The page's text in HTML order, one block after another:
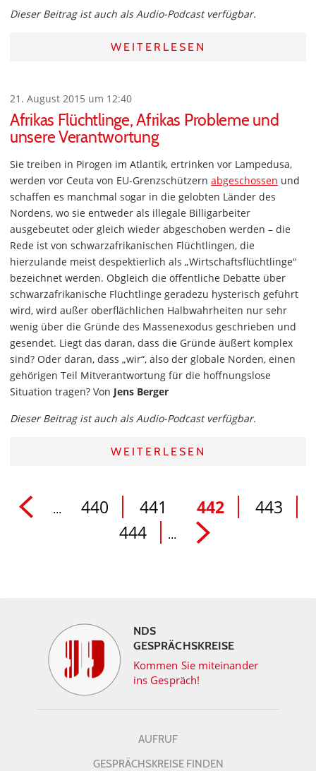
Dieser Beitrag ist auch als Audio-Podcast verfügbar.
WEITERLESEN
21. August 2015 um 12:40
Afrikas Flüchtlinge, Afrikas Probleme und
unsere Verantwortung
Sie treiben in Pirogen im Atlantik, ertrinken vor Lampedusa,
werden vor Ceuta von EU-Grenzschützern abgeschossen und
schaffen es manchmal sogar in die gelobten Länder des
Nordens, wo sie entweder als illegale Billigarbeiter
ausgebeutet oder gleich wieder abgeschoben werden – die
Rede ist von schwarzafrikanischen Flüchtlingen, die
hierzulande meist despektierlich als „Wirtschaftsflüchtlinge“
bezeichnet werden. Obgleich die öffentliche Debatte über
schwarzafrikanische Flüchtlinge geradezu hysterisch geführt
wird, wird außer oberflächlichen Halbwahrheiten nur sehr
wenig über die Gründe des Massenexodus geschrieben und
gesendet. Liegt das daran, dass die Gründe äußert komplex
sind? Oder daran, dass „wir“, also der globale Norden, einen
gehörigen Teil Mitverantwortung für die hoffnungslose
Situation tragen? Von Jens Berger
Dieser Beitrag ist auch als Audio-Podcast verfügbar.
WEITERLESEN
... 440 441 442
443
444
...
NDS
GESPRÄCHSKREISE
Kommen Sie miteinander
ins Gespräch!
AUFRUF
GESPRÄCHSKREISE FINDEN